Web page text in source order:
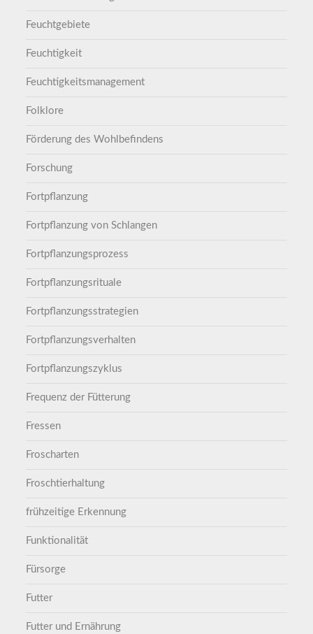
Feuchtgebiete
Feuchtigkeit
Feuchtigkeitsmanagement
Folklore
Förderung des Wohlbefindens
Forschung
Fortpflanzung
Fortpflanzung von Schlangen
Fortpflanzungsprozess
Fortpflanzungsrituale
Fortpflanzungsstrategien
Fortpflanzungsverhalten
Fortpflanzungszyklus
Frequenz der Fütterung
Fressen
Froscharten
Froschtierhaltung
frühzeitige Erkennung
Funktionalität
Fürsorge
Futter
Futter und Ernährung